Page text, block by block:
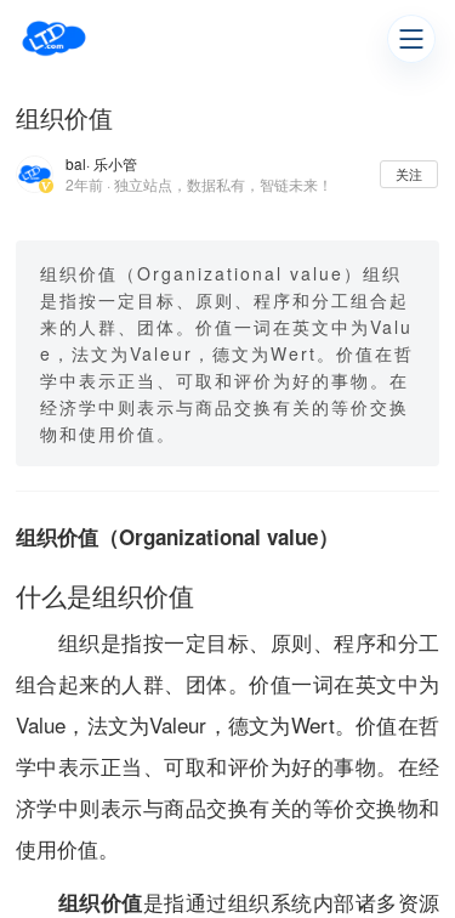
组织价值
bal· 乐小管
2年前 · 独立站点，数据私有，智链未来！
关注
组织价值（Organizational value）组织
是指按一定目标、原则、程序和分工组合起
来的人群、团体。价值一词在英文中为Valu
e，法文为Valeur，德文为Wert。价值在哲
学中表示正当、可取和评价为好的事物。在
经济学中则表示与商品交换有关的等价交换
物和使用价值。
组织价值（Organizational value）
什么是组织价值
组织是指按一定目标、原则、程序和分工
组合起来的人群、团体。价值一词在英文中为
Value ，法文为Valeur，德文为Wert。价值在哲
学中表示正当、可取和评价为好的事物。在经
济学中则表示与商品交换有关的等价交换物和
使用价值。
组织价值是指通过组织系统内部诸多资源